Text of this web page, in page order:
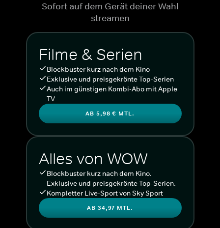
Sofort auf dem Gerät deiner Wahl
streamen
Filme & Serien
Blockbuster kurz nach dem Kino
Exklusive und preisgekrönte Top-Serien
Auch im günstigen Kombi-Abo mit Apple
TV
AB 5,98 € MTL.
Alles von WOW
Blockbuster kurz nach dem Kino.
Exklusive und preisgekrönte Top-Serien.
Kompletter Live-Sport von Sky Sport
AB 34,97 MTL.